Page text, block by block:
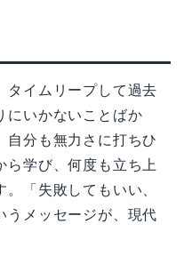
タイムリープして過去
にいかないことばか
自分も無力さに打ちひ
ら学び、何度も立ち上
「失敗してもいい、
うメッセージが、現代